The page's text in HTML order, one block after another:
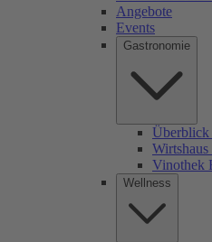
Angebote
Events
Gastronomie
Überblick
Vinothek
Wellness